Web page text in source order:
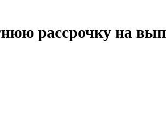
рассрочку на